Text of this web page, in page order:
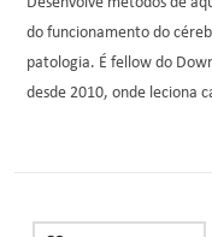
do funcionamento do
patologia. É fellow do
desde 2010, onde leciona